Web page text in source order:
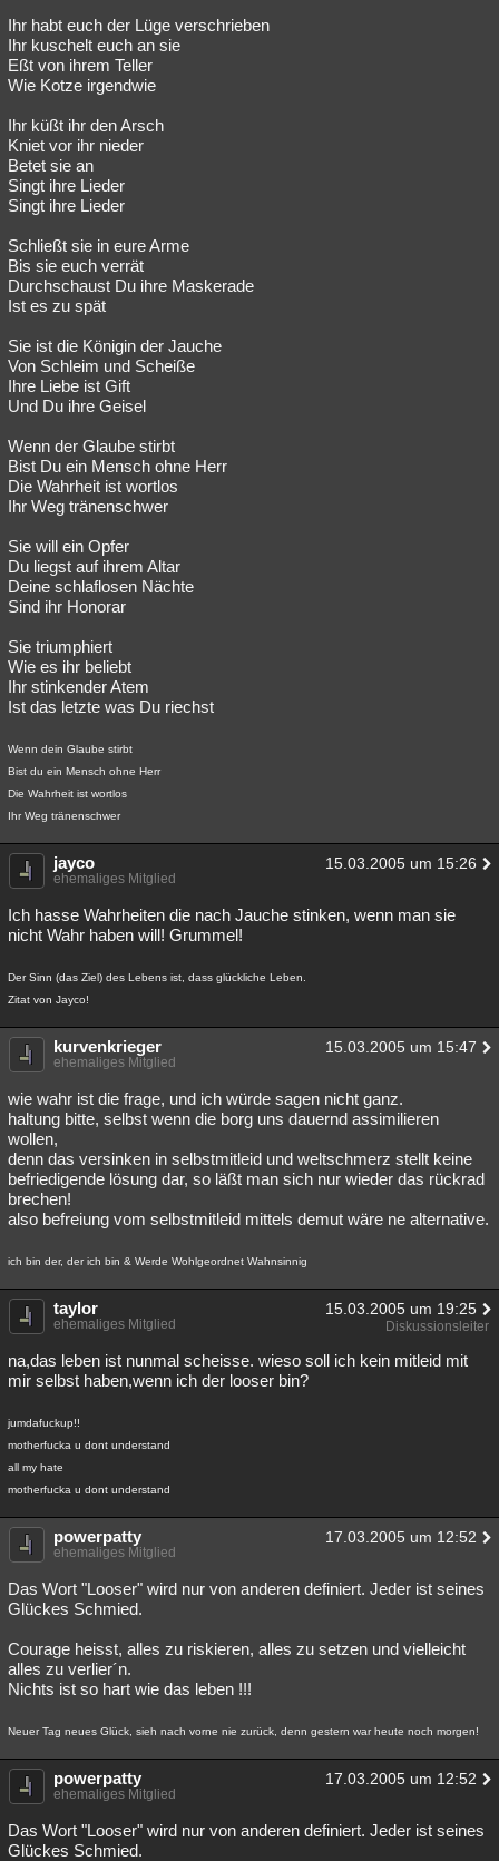
Ihr habt euch der Lüge verschrieben
Ihr kuschelt euch an sie
Eßt von ihrem Teller
Wie Kotze irgendwie
Ihr küßt ihr den Arsch
Kniet vor ihr nieder
Betet sie an
Singt ihre Lieder
Singt ihre Lieder
Schließt sie in eure Arme
Bis sie euch verrät
Durchschaust Du ihre Maskerade
Ist es zu spät
Sie ist die Königin der Jauche
Von Schleim und Scheiße
Ihre Liebe ist Gift
Und Du ihre Geisel
Wenn der Glaube stirbt
Bist Du ein Mensch ohne Herr
Die Wahrheit ist wortlos
Ihr Weg tränenschwer
Sie will ein Opfer
Du liegst auf ihrem Altar
Deine schlaflosen Nächte
Sind ihr Honorar
Sie triumphiert
Wie es ihr beliebt
Ihr stinkender Atem
Ist das letzte was Du riechst
Wenn dein Glaube stirbt
Bist du ein Mensch ohne Herr
Die Wahrheit ist wortlos
Ihr Weg tränenschwer
jayco 15.03.2005 um 15:26
ehemaliges Mitglied
Ich hasse Wahrheiten die nach Jauche stinken, wenn man sie
nicht Wahr haben will! Grummel!
Der Sinn (das Ziel) des Lebens ist, dass glückliche Leben.
Zitat von Jayco!
kurvenkrieger 15.03.2005 um 15:47
ehemaliges Mitglied
wie wahr ist die frage, und ich würde sagen nicht ganz.
haltung bitte, selbst wenn die borg uns dauernd assimilieren
wollen,
denn das versinken in selbstmitleid und weltschmerz stellt keine
befriedigende lösung dar, so läßt man sich nur wieder das rückrad
brechen!
also befreiung vom selbstmitleid mittels demut wäre ne alternative.
ich bin der, der ich bin & Werde Wohlgeordnet Wahnsinnig
taylor 15.03.2005 um 19:25
ehemaliges Mitglied Diskussionsleiter
na,das leben ist nunmal scheisse. wieso soll ich kein mitleid mit
mir selbst haben,wenn ich der looser bin?
jumdafuckup!!
motherfucka u dont understand
all my hate
motherfucka u dont understand
powerpatty 17.03.2005 um 12:52
ehemaliges Mitglied
Das Wort "Looser" wird nur von anderen definiert. Jeder ist seines
Glückes Schmied.
Courage heisst, alles zu riskieren, alles zu setzen und vielleicht
alles zu verlier´n.
Nichts ist so hart wie das leben !!!
Neuer Tag neues Glück, sieh nach vorne nie zurück, denn gestern war heute noch morgen!
powerpatty 17.03.2005 um 12:52
ehemaliges Mitglied
Das Wort "Looser" wird nur von anderen definiert. Jeder ist seines
Glückes Schmied.